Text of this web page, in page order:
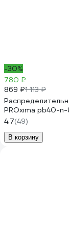
-30%
780 ₽
869 ₽1 113 ₽
PROxima pb40-n-
4.7(49)
В корзину